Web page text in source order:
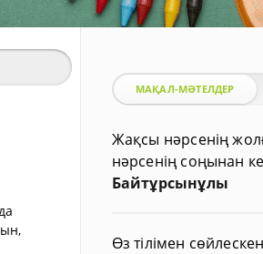
МАҚАЛ-МӘТЕЛДЕР
Жақсы нәрсенің
нәрсенің соңынан
Байтұрсынұлы
Өз тілімен